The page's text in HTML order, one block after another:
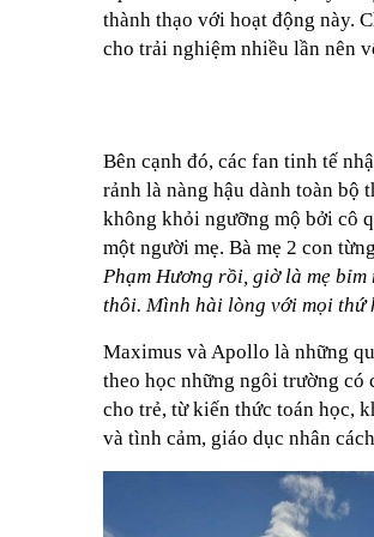
thành thạo với hoạt động này.
cho trải nghiệm nhiều lần nên
Bên cạnh đó, các fan tinh tế
rảnh là nàng hậu dành toàn bộ
không khỏi ngưỡng mộ bởi cô
một người mẹ. Bà mẹ 2 con
Phạm Hương rồi, giờ là mẹ
thôi. Mình hài lòng với mọi thứ
Maximus và Apollo là những
theo học những ngôi trường
cho trẻ, từ kiến thức toán học,
và tình cảm, giáo dục nhân